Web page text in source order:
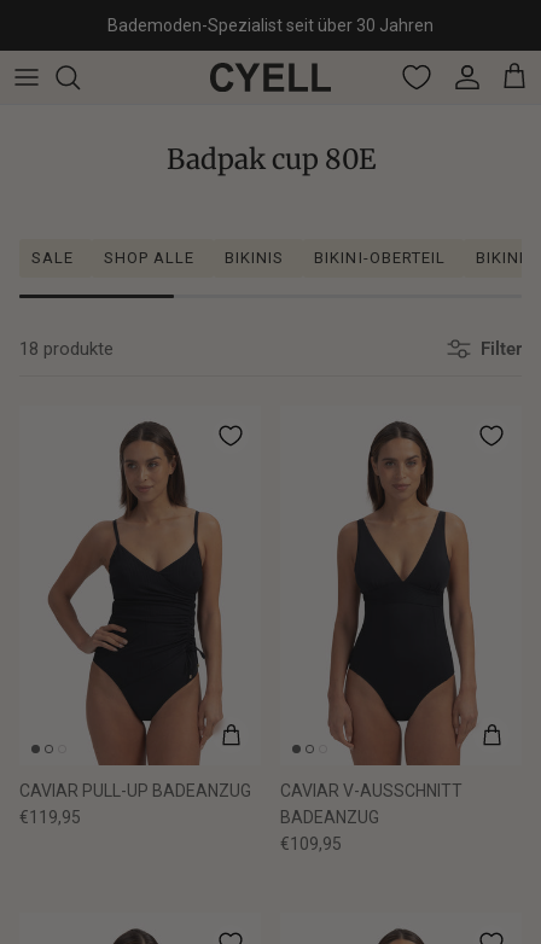
Direkt zum Inhalt
Bademoden-Spezialist seit über 30 Jahren
Konto
Badpak cup 80E
SALE SHOP ALLE BIKINIS BIKINI-OBERTEIL BIKINI
18 produkte Filter
CAVIAR PULL-UP BADEANZUG
€119,95
CAVIAR V-AUSSCHNITT
BADEANZUG
€109,95